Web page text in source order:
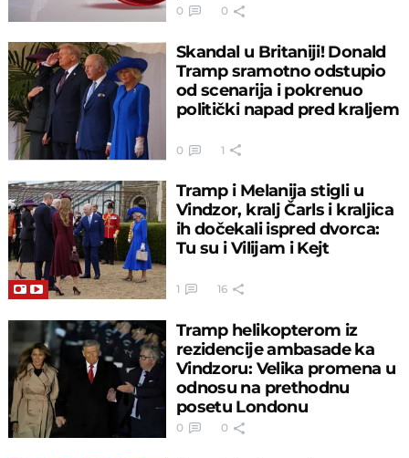
0 0
Skandal u Britaniji! Donald
Tramp sramotno odstupio
od scenariјa i pokrenuo
politički napad pred kraljem
0 1
Tramp i Melanija stigli u
Vindzor, kralj Čarls i kraljica
ih dočekali ispred dvorca:
Tu su i Vilijam i Kejt
1 16
Tramp helikopterom iz
rezidencije ambasade ka
Vindzoru: Velika promena u
odnosu na prethodnu
posetu Londonu
0 0